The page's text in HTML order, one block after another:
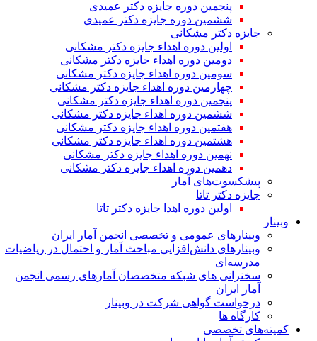
پنجمین دوره جایزه دکتر عمیدی
ششمین دوره جایزه دکتر عمیدی
جایزه دکتر مشکانی
اولین دوره اهداء جایزه دکتر مشکانی
دومین دوره اهداء جایزه دکتر مشکانی
سومین دوره اهداء جایزه دکتر مشکانی
چهارمین دوره اهداء جایزه دکتر مشکانی
پنجمین دوره اهداء جایزه دکتر مشکانی
ششمین دوره اهداء جایزه دکتر مشکانی
هفتمین دوره اهداء جایزه دکتر مشکانی
هشتمین دوره اهداء جایزه دکتر مشکانی
نهمین دوره اهداء جایزه دکتر مشکانی
دهمین دوره اهداء جایزه دکتر مشکانی
پیشکسوت‌های آمار
جایزه دکتر تاتا
اولین دوره اهدا جایزه دکتر تاتا
وبینار
وبینارهای عمومی و تخصصی انجمن آمار ایران
وبینارهای دانش‌افزایی مباحث آمار و احتمال در ریاضیات
مدرسه‌ای
سخنرانی های شبکه متخصصان آمارهای رسمی انجمن
آمار ایران
درخواست گواهی شرکت در وبینار
کارگاه ها
کمیته‌های تخصصی